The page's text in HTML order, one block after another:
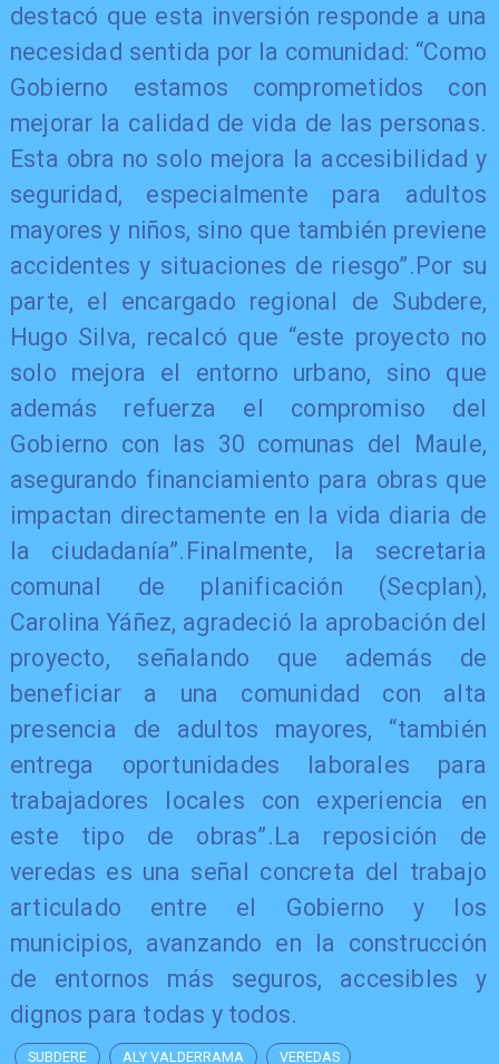
destacó que esta inversión responde a una
necesidad sentida por la comunidad: “Como
Gobierno estamos comprometidos con
mejorar la calidad de vida de las personas.
Esta obra no solo mejora la accesibilidad y
seguridad, especialmente para adultos
mayores y niños, sino que también previene
accidentes y situaciones de riesgo”.Por su
parte, el encargado regional de Subdere,
Hugo Silva, recalcó que “este proyecto no
solo mejora el entorno urbano, sino que
además refuerza el compromiso del
Gobierno con las 30 comunas del Maule,
asegurando financiamiento para obras que
impactan directamente en la vida diaria de
la ciudadanía”.Finalmente, la secretaria
comunal de planificación (Secplan),
Carolina Yáñez, agradeció la aprobación del
proyecto, señalando que además de
beneficiar a una comunidad con alta
presencia de adultos mayores, “también
entrega oportunidades laborales para
trabajadores locales con experiencia en
este tipo de obras”.La reposición de
veredas es una señal concreta del trabajo
articulado entre el Gobierno y los
municipios, avanzando en la construcción
de entornos más seguros, accesibles y
dignos para todas y todos.
SUBDERE ALY VALDERRAMA VEREDAS